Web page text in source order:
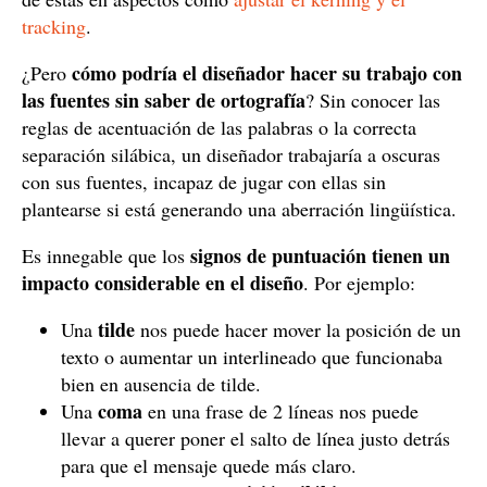
tracking.
¿Pero cómo podría el diseñador hacer su trabajo con
las fuentes sin saber de ortografía? Sin conocer las
reglas de acentuación de las palabras o la correcta
separación silábica, un diseñador trabajaría a oscuras
con sus fuentes, incapaz de jugar con ellas sin
plantearse si está generando una aberración lingüística.
Es innegable que los signos de puntuación tienen un
impacto considerable en el diseño. Por ejemplo:
Una tilde nos puede hacer mover la posición de un
texto o aumentar un interlineado que funcionaba
bien en ausencia de tilde.
Una coma en una frase de 2 líneas nos puede
llevar a querer poner el salto de línea justo detrás
para que el mensaje quede más claro.